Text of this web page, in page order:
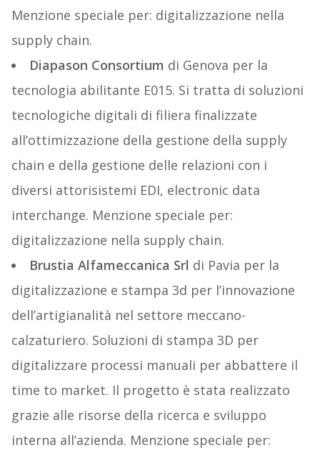
Menzione speciale per: digitalizzazione nella
supply chain.
Diapason Consortium di Genova per la
tecnologia abilitante E015. Si tratta di soluzioni
tecnologiche digitali di filiera finalizzate
all’ottimizzazione della gestione della supply
chain e della gestione delle relazioni con i
diversi attorisistemi EDI, electronic data
interchange. Menzione speciale per:
digitalizzazione nella supply chain.
Brustia Alfameccanica Srl di Pavia per la
digitalizzazione e stampa 3d per l’innovazione
dell’artigianalità nel settore meccano-
calzaturiero. Soluzioni di stampa 3D per
digitalizzare processi manuali per abbattere il
time to market. Il progetto è stata realizzato
grazie alle risorse della ricerca e sviluppo
interna all’azienda. Menzione speciale per: